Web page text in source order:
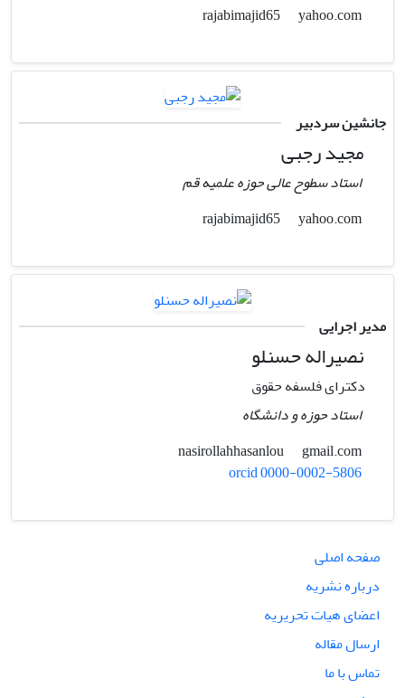
yahoo.com
جانشین سردبیر
مجید رجبی
استاد سطوح عالی حوزه علمیه قم
yahoo.com
مدیر اجرایی
نصیراله حسنلو
دکترای فلسفه حقوق
استاد حوزه و دانشگاه
gmail.com
orcid 0000-0002-5806
صفحه اصلی
درباره نشریه
اعضای هیات تحریریه
ارسال مقاله
تماس با ما